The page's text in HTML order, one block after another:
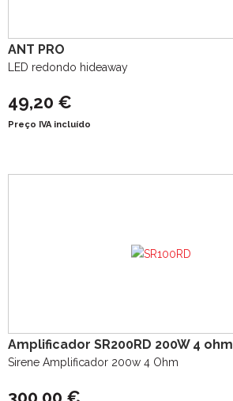
ANT PRO
LED redondo hideaway
49,20 €
Preço IVA incluído
Amplificador SR200RD 200W 4 ohm
Sirene Amplificador 200w 4 Ohm